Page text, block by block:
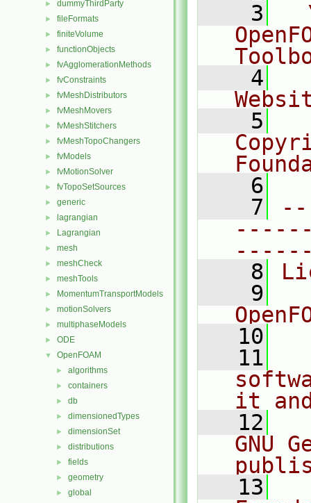
► dummyThirdParty
► fileFormats
► finiteVolume
► functionObjects
► fvAgglomerationMethods
► fvConstraints
► fvMeshDistributors
► fvMeshMovers
► fvMeshStitchers
► fvMeshTopoChangers
► fvModels
► fvMotionSolver
► fvTopoSetSources
► generic
► lagrangian
► Lagrangian
► mesh
► meshCheck
► meshTools
► MomentumTransportModels
► motionSolvers
► multiphaseModels
► ODE
▼ OpenFOAM
► algorithms
► containers
► db
► dimensionedTypes
► dimensionSet
► distributions
► fields
► geometry
► global
    3
    4
    5
    6
    7
    8
    9
   10
   11
it
   12
GNU
   13